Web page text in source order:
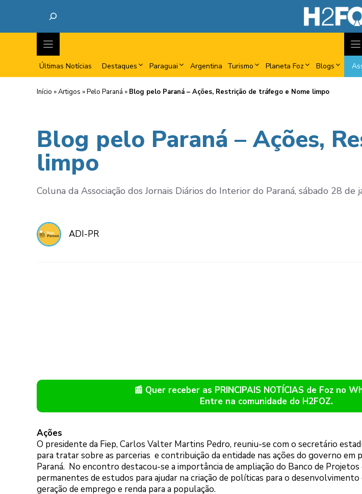
Últimas Notícias Destaques Paraguai Argentina Turismo Planeta Foz Blogs
Início »Artigos »Pelo Paraná » Blog pelo Paraná – Ações, Restrição de tráfego e Nome limpo
Blog pelo Paraná – Ações,
limpo
Coluna da Associação dos Jornais Diários do Interior do Paraná, sábado 28 de
ADI-PR
📰 Quer receber as PRINCIPAIS NOTÍCIAS de Foz no
Entre na comunidade do H2FOZ.
Ações
O presidente da Fiep, Carlos Valter Martins Pedro, reuniu-se com o secretário
para tratar sobre as parcerias e contribuição da entidade nas ações do governo
Paraná. No encontro destacou-se a importância de ampliação do Banco de
permanentes de estudos para ajudar na criação de políticas para o
geração de emprego e renda para a população.